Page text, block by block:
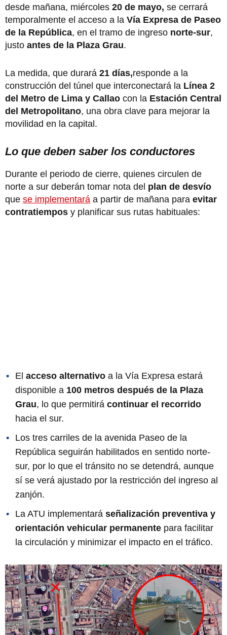
desde mañana, miércoles 20 de mayo, se cerrará
temporalmente el acceso a la Vía Expresa de Paseo
de la República, en el tramo de ingreso norte-sur,
justo antes de la Plaza Grau.
La medida, que durará 21 días,responde a la
construcción del túnel que interconectará la Línea 2
del Metro de Lima y Callao con la Estación Central
del Metropolitano, una obra clave para mejorar la
movilidad en la capital.
Lo que deben saber los conductores
Durante el periodo de cierre, quienes circulen de
norte a sur deberán tomar nota del plan de desvío
que se implementará a partir de mañana para evitar
contratiempos y planificar sus rutas habituales:
El acceso alternativo a la Vía Expresa estará
disponible a 100 metros después de la Plaza
Grau, lo que permitirá continuar el recorrido
hacia el sur.
Los tres carriles de la avenida Paseo de la
República seguirán habilitados en sentido norte-
sur, por lo que el tránsito no se detendrá, aunque
sí se verá ajustado por la restricción del ingreso al
zanjón.
La ATU implementará señalización preventiva y
orientación vehicular permanente para facilitar
la circulación y minimizar el impacto en el tráfico.